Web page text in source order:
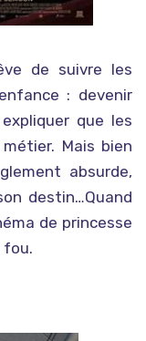
de suivre les
: devenir
que les
Mais bien
absurde,
destin…Quand
de princesse
fou.